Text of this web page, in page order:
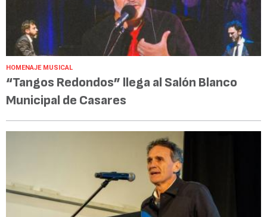
HOMENAJE MUSICAL
“Tangos Redondos” llega al Salón Blanco
Municipal de Casares